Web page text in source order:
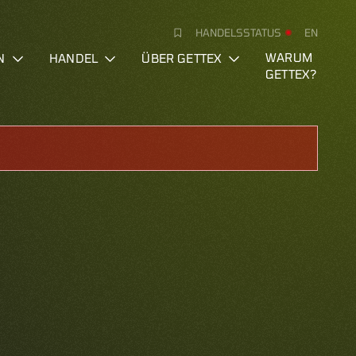
HANDELSSTATUS EN
HANDEL ÜBER GETTEX
WARUM
GETTEX?